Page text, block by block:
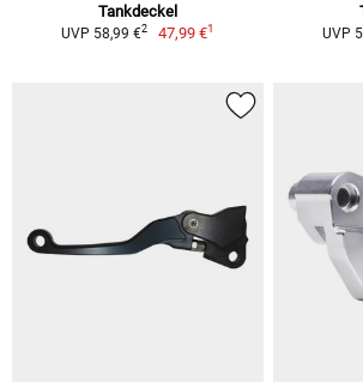
Tankdeckel
UVP 58,99 €2 47,99 €1 UVP